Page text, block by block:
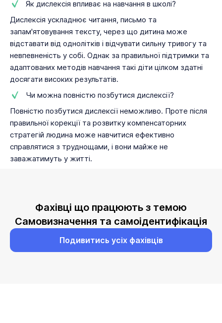
Як дислексія впливає на навчання в школі?
Дислексія ускладнює читання, письмо та
запам'ятовування тексту, через що дитина може
відставати від однолітків і відчувати сильну тривогу та
невпевненість у собі. Однак за правильної підтримки та
адаптованих методів навчання такі діти цілком здатні
досягати високих результатів.
Чи можна повністю позбутися дислексії?
Повністю позбутися дислексії неможливо. Проте після
правильної корекції та розвитку компенсаторних
стратегій людина може навчитися ефективно
справлятися з труднощами, і вони майже не
заважатимуть у житті.
Фахівці що працюють з темою
Самовизначення та самоідентифікація
Подивитись усіх фахівців